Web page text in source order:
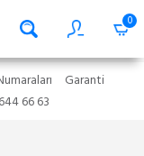
0
Garanti
66 63